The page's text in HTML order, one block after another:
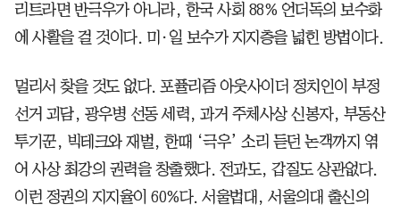
리트라면 반극우가 아니라, 한국 사회 88% 언더독의 보수화
에 사활을 걸 것이다. 미·일 보수가 지지층을 넓힌 방법이다.
멀리서 찾을 것도 없다. 포퓰리즘 아웃사이더 정치인이 부정
선거 괴담, 광우병 선동 세력, 과거 주체사상 신봉자, 부동산
투기꾼, 빅테크와 재벌, 한때 ‘극우’ 소리 듣던 논객까지 엮
어 사상 최강의 권력을 창출했다. 전과도, 갑질도 상관없다.
이런 정권의 지지율이 60%다. 서울법대, 서울의대 출신의